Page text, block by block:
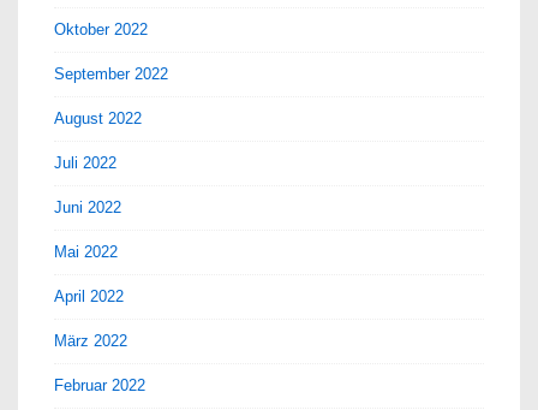
Oktober 2022
September 2022
August 2022
Juli 2022
Juni 2022
Mai 2022
April 2022
März 2022
Februar 2022